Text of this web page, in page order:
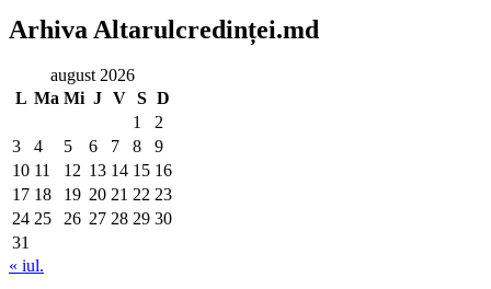
Arhiva Altarulcredinței.md
august 2026
L Ma Mi J V S D
1
2
3
4 5 6 7 8
9
10 11 12 13 14 15 16
17 18 19 20 21 22 23
24 25 26 27 28 29 30
31
« iul.